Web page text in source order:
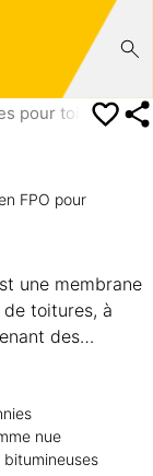
pour toitures
FPO pour
une membrane
toitures, à
des
et des
77-20 est
à l'air
nue